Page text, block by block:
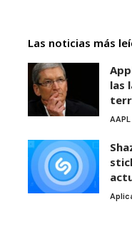
Las noticias más
las